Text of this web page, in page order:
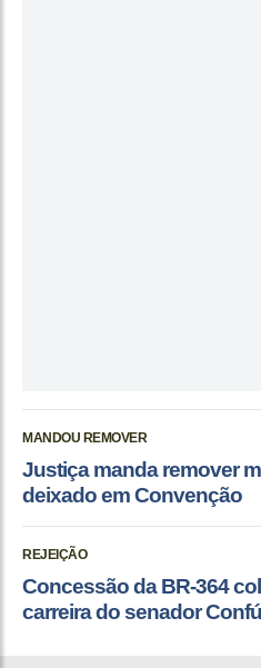
MANDOU REMOVER
Justiça manda remover
deixado em Convenção
REJEIÇÃO
Concessão da BR-364
carreira do senador